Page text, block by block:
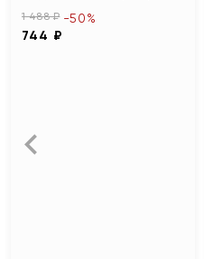
1 488 ₽
744 ₽
-50%